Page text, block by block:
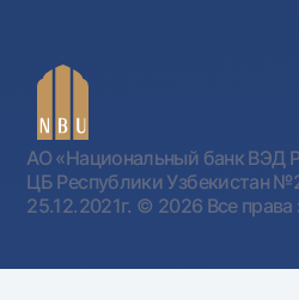
АО «Национальный банк ВЭД
ЦБ Республики Узбекистан
25.12.2021г. © 2026 Все